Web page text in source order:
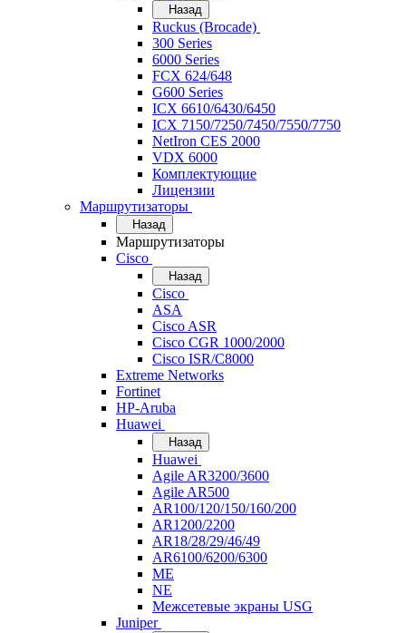
Назад
Ruckus (Brocade)
300 Series
6000 Series
FCX 624/648
G600 Series
ICX 6610/6430/6450
ICX 7150/7250/7450/7550/7750
NetIron CES 2000
VDX 6000
Комплектующие
Лицензии
Маршрутизаторы
Назад
Маршрутизаторы
Cisco
Назад
Cisco
ASA
Cisco ASR
Cisco CGR 1000/2000
Cisco ISR/С8000
Extreme Networks
Fortinet
HP-Aruba
Huawei
Назад
Huawei
Agile AR3200/3600
Agile AR500
AR100/120/150/160/200
AR1200/2200
AR18/28/29/46/49
AR6100/6200/6300
ME
NE
Межсетевые экраны USG
Juniper